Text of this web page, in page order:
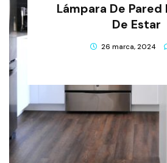
Lámpara De Pared
De Estar
26 marca, 2024